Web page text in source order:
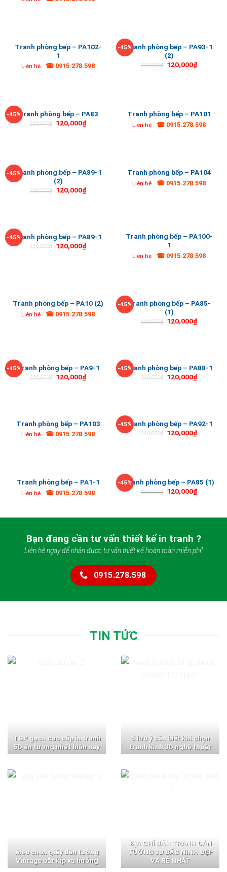
Tranh phòng bếp – PA102-
1
Liên hệ ☎ 0915.278.598
-45%Tranh phòng bếp – PA93-1
(2)
220,000₫ 120,000₫
-45%Tranh phòng bếp – PA83
220,000₫ 120,000₫
Tranh phòng bếp – PA101
Liên hệ ☎ 0915.278.598
-45%Tranh phòng bếp – PA89-1
(2)
220,000₫ 120,000₫
Tranh phòng bếp – PA104
Liên hệ ☎ 0915.278.598
-45%Tranh phòng bếp – PA89-1
220,000₫ 120,000₫
Tranh phòng bếp – PA100-
1
Liên hệ ☎ 0915.278.598
Tranh phòng bếp – PA10 (2)
Liên hệ ☎ 0915.278.598
-45%Tranh phòng bếp – PA85-
(1)
220,000₫ 120,000₫
-45%Tranh phòng bếp – PA9-1
220,000₫ 120,000₫
-45%Tranh phòng bếp – PA88-1
220,000₫ 120,000₫
Tranh phòng bếp – PA103
Liên hệ ☎ 0915.278.598
-45%Tranh phòng bếp – PA92-1
220,000₫ 120,000₫
Tranh phòng bếp – PA1-1
Liên hệ ☎ 0915.278.598
-45%Tranh phòng bếp – PA85 (1)
220,000₫ 120,000₫
Bạn đang cần tư vấn thiết kế in tranh ?
Liên hệ ngay để nhận được tư vấn thiết kế hoàn toàn miễn phí!
0915.278.598
TIN TỨC
TOP gạch cao cấp in tranh
5D ấn tượng nhất hiện nay
5 lưu ý cần biết khi chọn
tranh kính 3D nghệ thuật
Mẹo chọn giấy dán tường
Vintage bắt kịp xu hướng
ĐỊA CHỈ BÁN TRANH DÁN
TƯỜNG 3D BẮC NINH ĐẸP
VÀ RẺ NHẤT